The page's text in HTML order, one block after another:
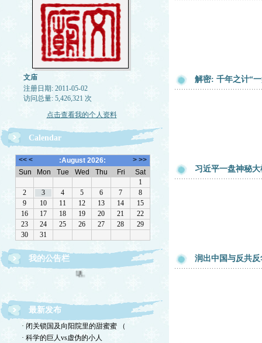
文庙
注册日期: 2011-05-02
访问总量: 5,426,321 次
点击查看我的个人资料
Calendar
我的公告栏
欢迎转载，但请注明来源。理性讨论，拒绝一切脏
最新发布
· 闭关锁国及向阳院里的甜蜜蜜 （
· 科学的巨人vs虚伪的小人
解密: 千年之计“
习近平一盘神秘
润出中国与反共反